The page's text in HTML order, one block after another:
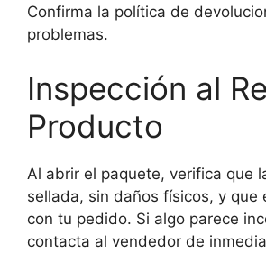
Confirma la política de
problemas.
Inspección al
Producto
Al abrir el paquete, verifica que
sellada, sin daños físicos, y que
con tu pedido. Si algo parece
contacta al vendedor de